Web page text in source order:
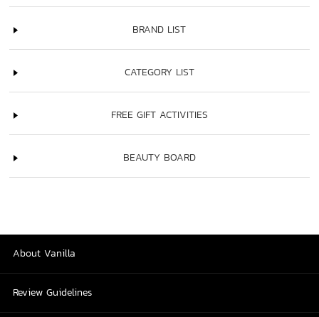
BRAND LIST
CATEGORY LIST
FREE GIFT ACTIVITIES
BEAUTY BOARD
About Vanilla
Review Guidelines